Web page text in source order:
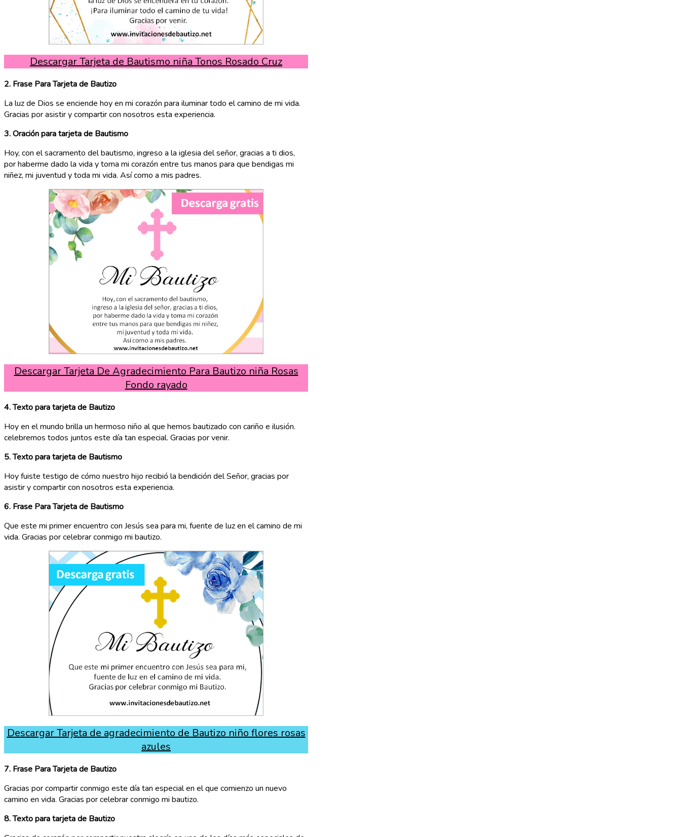
Descargar Tarjeta de Bautismo niña Tonos Rosado Cruz
2. Frase Para Tarjeta de Bautizo
La luz de Dios se enciende hoy en mi corazón para iluminar todo el camino de mi vida.
Gracias por asistir y compartir con nosotros esta experiencia.
3. Oraciónpara tarjeta de Bautismo
Hoy, con el sacramento del bautismo, ingreso a la iglesia del señor, gracias a ti dios,
por haberme dado la vida y toma mi corazón entre tus manos para que bendigas mi
niñez, mi juventud y toda mi vida. Así como a mis padres.
Descargar Tarjeta De Agradecimiento Para Bautizo niña Rosas
Fondo rayado
4. Texto para tarjeta de Bautizo
Hoy en el mundo brilla un hermoso niño al que hemos bautizado con cariño e ilusión.
celebremos todos juntos este día tan especial. Gracias por venir.
5.Texto para tarjeta de Bautismo
Hoy fuiste testigo de cómo nuestro hijo recibió la bendición del Señor, gracias por
asistir y compartir con nosotros esta experiencia.
6. Frase Para Tarjeta de Bautismo
Que este mi primer encuentro con Jesús sea para mi, fuente de luz en el camino de mi
vida. Gracias por celebrar conmigo mi bautizo.
Descargar Tarjeta de agradecimiento de Bautizo niño flores rosas
azules
7. Frase Para Tarjeta de Bautizo
Gracias por compartir conmigo este día tan especial en el que comienzo un nuevo
camino en vida. Gracias por celebrar conmigo mi bautizo.
8.Texto para tarjeta de Bautizo